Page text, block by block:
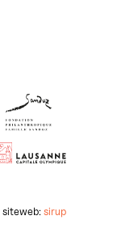
| siteweb:sirup